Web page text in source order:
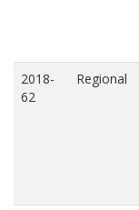
2018-
62
Regional